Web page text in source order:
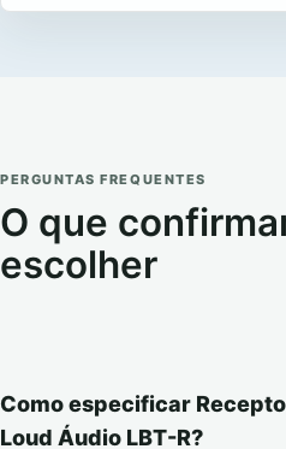
PERGUNTAS FREQUENTES
O que
escolher
Como especificar
Loud Áudio LBT-R?